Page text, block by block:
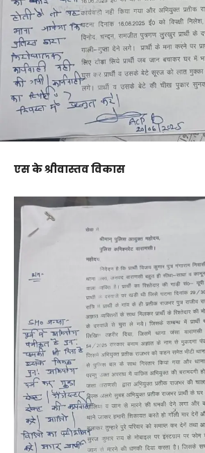
एस के श्रीवास्तव विकास